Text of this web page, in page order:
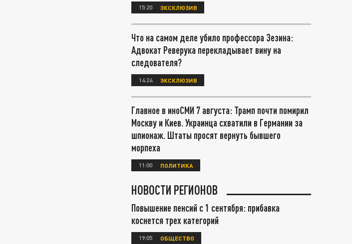
15:20 ЭКСКЛЮЗИВ
Что на самом деле убило профессора Зезина:
Адвокат Реверука перекладывает вину на
следователя?
14:24 ЭКСКЛЮЗИВ
Главное в иноСМИ 7 августа: Трамп почти помирил
Москву и Киев. Украинца схватили в Германии за
шпионаж. Штаты просят вернуть бывшего
морпеха
11:00 ПОЛИТИКА
НОВОСТИ РЕГИОНОВ
Повышение пенсий с 1 сентября: прибавка
коснется трех категорий
19:05 ОБЩЕСТВО